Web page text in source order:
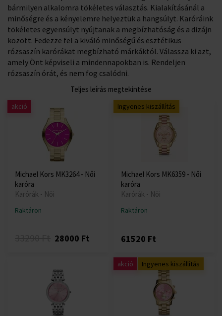
bármilyen alkalomra tökéletes választás. Kialakításánál a
minőségre és a kényelemre helyeztük a hangsúlyt. Karóráink
tökéletes egyensúlyt nyújtanak a megbízhatóság és a dizájn
között. Fedezze fel a kiváló minőségű és esztétikus
rózsaszín karórákat megbízható márkáktól. Válassza ki azt,
amely Önt képviseli a mindennapokban is. Rendeljen
rózsaszín órát, és nem fog csalódni.
Teljes leírás megtekintése
akció
Michael Kors MK3264 - Női
karóra
Karórák - Női
Raktáron
28000 Ft
Ingyenes kiszállítás
Michael Kors MK6359 - Női
karóra
Karórák - Női
Raktáron
61520 Ft
akció Ingyenes kiszállítás